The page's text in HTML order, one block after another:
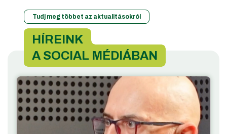
HÍREINK
A SOCIAL MÉDIÁBAN
Tudj meg többet az aktualitásokról